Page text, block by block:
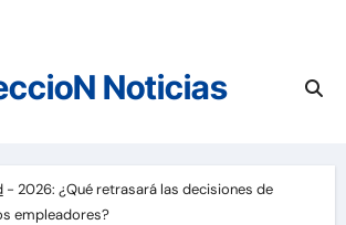
Noticias
- 2026: ¿Qué retrasará las decisiones de
empleadores?